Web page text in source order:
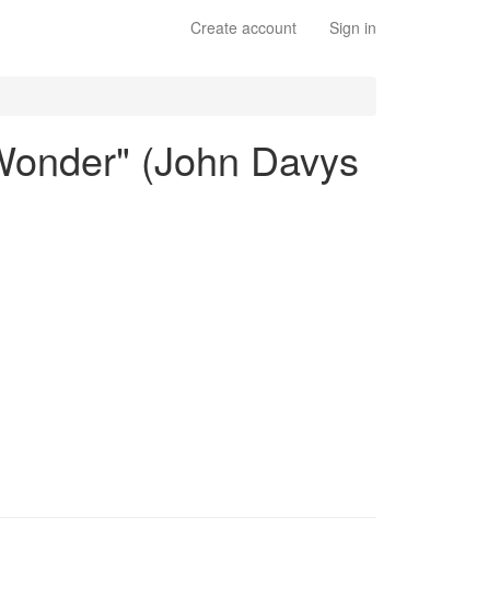
Create account Sign in
(John Davys